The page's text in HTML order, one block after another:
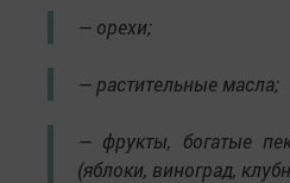
— орехи;
— растительные масла;
— фрукты, богатые
(яблоки, виноград,